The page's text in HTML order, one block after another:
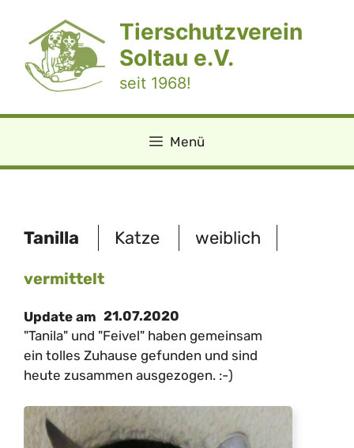
springen
Tierschutzverein
Soltau e.V.
seit 1968!
Menü
Tanilla Katze weiblich
vermittelt
Update am 21.07.2020
"Tanila" und "Feivel" haben gemeinsam
ein tolles Zuhause gefunden und sind
heute zusammen ausgezogen. :-)